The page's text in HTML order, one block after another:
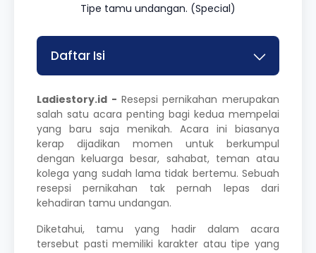
Tipe tamu undangan. (Special)
Daftar Isi
Ladiestory.id - Resepsi pernikahan merupakan
salah satu acara penting bagi kedua mempelai
yang baru saja menikah. Acara ini biasanya
kerap dijadikan momen untuk berkumpul
dengan keluarga besar, sahabat, teman atau
kolega yang sudah lama tidak bertemu. Sebuah
resepsi pernikahan tak pernah lepas dari
kehadiran tamu undangan.
Diketahui, tamu yang hadir dalam acara
tersebut pasti memiliki karakter atau tipe yang